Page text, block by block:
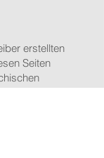
erstellten
Seiten